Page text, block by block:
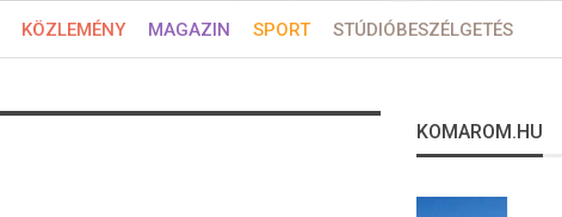
KÖZLEMÉNY MAGAZIN SPORT STÚDIÓBESZÉLGETÉS
KOMAROM.HU